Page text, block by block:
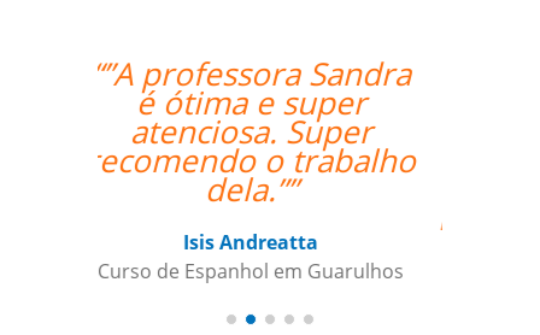
“”The class with Ivo
went well. He knows
his stuff and is very
helpful. He replies
quickly outside class
questions. ””
Curso de Português em Santos